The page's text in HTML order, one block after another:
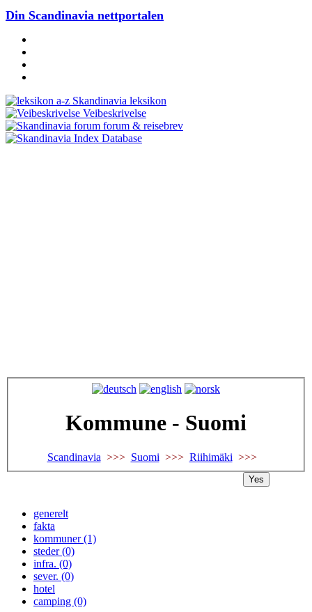
Din Scandinavia nettportalen
Skandinavia leksikon
Veibeskrivelse
forum & reisebrev
Database
Kommune - Suomi
Scandinavia >>> Suomi >>> Riihimäki
generelt
fakta
kommuner (1)
steder (0)
infra. (0)
sever. (0)
hotel
camping (0)
Yes